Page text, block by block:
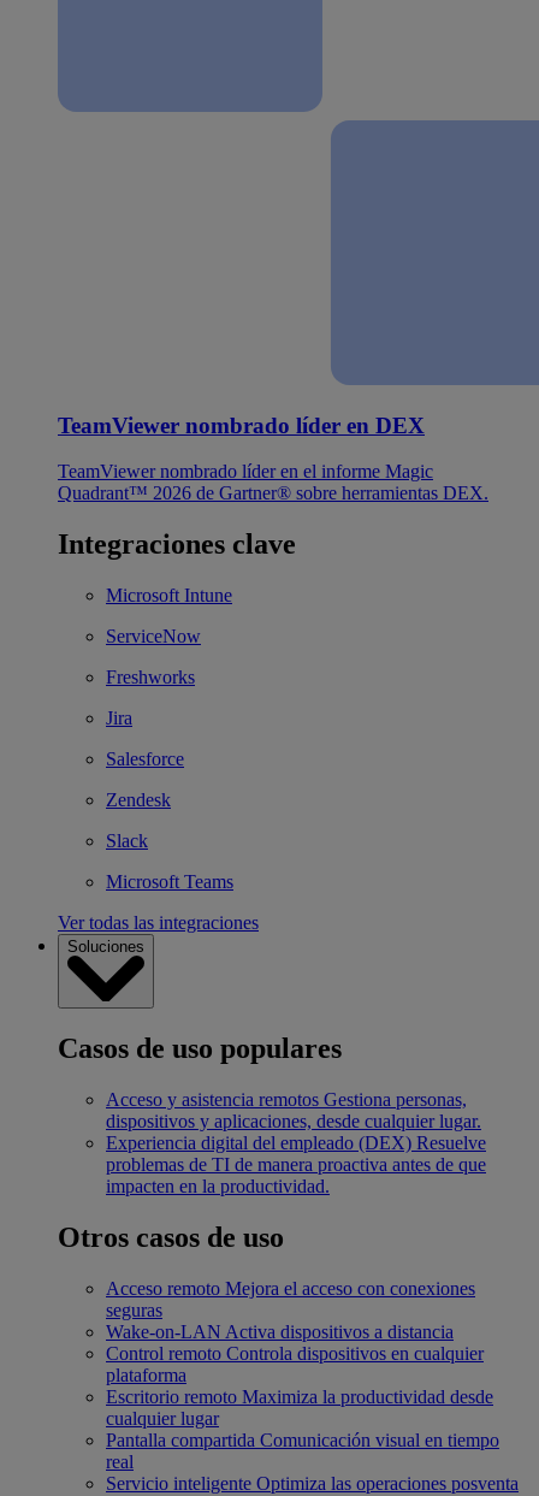
TeamViewer nombrado líder en DEX
TeamViewer nombrado líder en el informe Magic
Quadrant™ 2026 de Gartner® sobre herramientas DEX.
Integraciones clave
Microsoft Intune
ServiceNow
Freshworks
Jira
Salesforce
Zendesk
Slack
Microsoft Teams
Ver todas las integraciones
Soluciones
Casos de uso populares
Acceso y asistencia remotos Gestiona personas,
dispositivos y aplicaciones, desde cualquier lugar.
Experiencia digital del empleado (DEX) Resuelve
problemas de TI de manera proactiva antes de que
impacten en la productividad.
Otros casos de uso
Acceso remoto Mejora el acceso con conexiones
seguras
Wake-on-LAN Activa dispositivos a distancia
Control remoto Controla dispositivos en cualquier
plataforma
Escritorio remoto Maximiza la productividad desde
cualquier lugar
Pantalla compartida Comunicación visual en tiempo
real
Servicio inteligente Optimiza las operaciones posventa